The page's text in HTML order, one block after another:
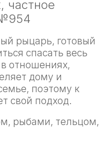
частное
рыцарь, готовый
спасать весь
отношениях,
дому и
поэтому к
свой подход.
рыбами, тельцом,